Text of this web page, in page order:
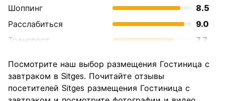
Шоппинг
8.5
Расслабиться
9.0
Транспорт
7.7
достопримечательностей
7.0
Культура
Посмотрите наш выбор размещения Гостиница с
завтраком в Sitges. Почитайте отзывы
посетителей Sitges размещения Гостиница с